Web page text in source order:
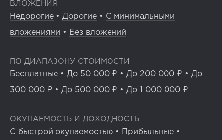
ВЛОЖЕНИЯ
Недорогие • Дорогие • С минимальными
вложениями • Без вложений
ПО ДИАПАЗОНУ СТОИМОСТИ
Бесплатные • До 50 000 ₽ • До 200 000 ₽ • До
300 000 ₽ • До 500 000 ₽ • До 1 000 000 ₽
ОКУПАЕМОСТЬ И ДОХОДНОСТЬ
С быстрой окупаемостью • Прибыльные •